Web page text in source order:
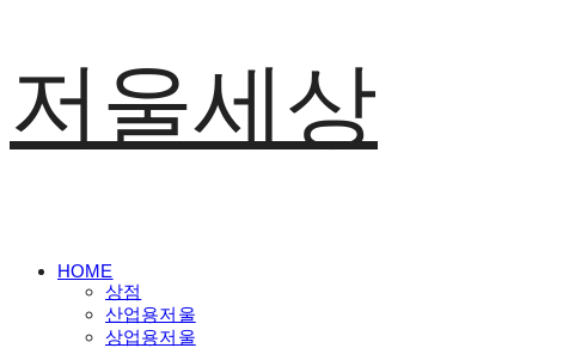
저울세상
HOME
상점
산업용저울
상업용저울